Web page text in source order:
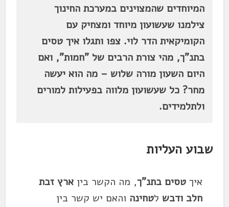
המיוחדים שהמצוינים במערכת החינוך
צילמנו שעשועון מיוחד ומצחיק עם
הקומיקאית הדר לוי. צפו ותגלו איך טסים
בתנ"ך, מהי צורת הרבים של "חמות", ואם
היום השעון מורה שלוש – מה הוא יעשה
מחר? כל שעשועון מלווה בפעילות למורים
ולתלמידים.
שבוע העליות
איך טסים בתנ"ך, מה הקשר בין ארץ זבת
חלב ודבש לטחינה והאם יש קשר בין